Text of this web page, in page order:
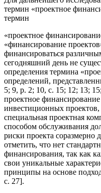
термин «проектное
термин
«проектное
«финансирование
финансироваться
сегодняшний день не
определения термина
определений,
5; 9, р. 2; 10, с. 15; 12; 13;
проектное
инвестиционных проектов,
специальная проектная
способом обслуживания
риски проекта соразмерно
отметить, что нет
финансирования, так как
свои уникальные
принципы на основе
с. 27].